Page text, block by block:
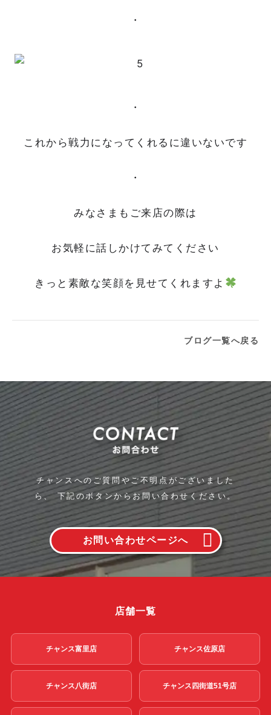
・
・
これから戦力になってくれるに違いないです
・
みなさまもご来店の際は
お気軽に話しかけてみてください
きっと素敵な笑顔を見せてくれますよ
ブログ一覧へ戻る
チャンスへのご質問やご不明点がございました
ら、 下記のボタンからお問い合わせください。
お問い合わせページへ
店舗一覧
チャンス富里店
チャンス八街店
チャンス佐原店
チャンス四街道51号店